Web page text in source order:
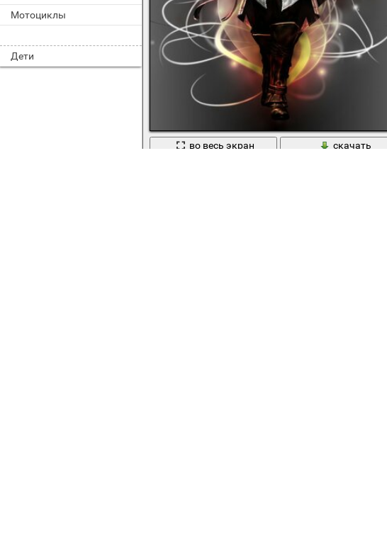
Мотоциклы
Дети
во весь экран
скачать